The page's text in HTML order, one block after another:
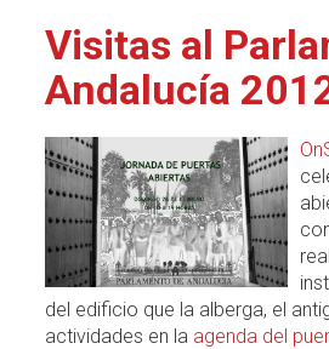
Visitas al
Andalucía
del edificio que la alberga, el
actividades en la agenda del